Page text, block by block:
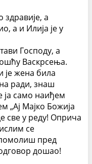
а
а и Илија је у
Господу, а
Васкрсења.
је жена била
ради, знаш
ја само наиђем
„Ај Мајко Божија
све у реду! Оприча
се
помолиш пред
дошао!